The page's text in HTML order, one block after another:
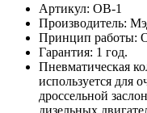
Артикул: ОВ-1
Производитель:
Принцип работы:
Гарантия: 1 год.
Пневматическая
используется для
дроссельной
дизельных